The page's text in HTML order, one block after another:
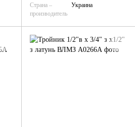
Страна –
производитель
Украина